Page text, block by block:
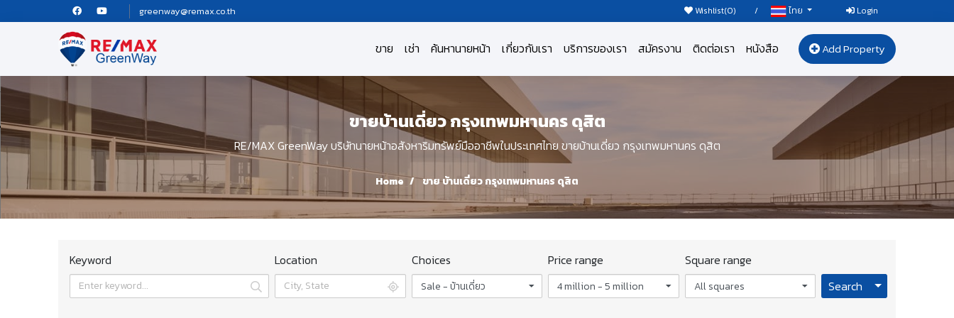
greenway@remax.co.th Wishlist(0) / ไทย Login
ขาย เช่า ค้นหานายหน้า เกี่ยวกับเรา บริการของเรา สมัครงาน ติดต่อเรา หนังสือ Add Property
ขายบ้านเดี่ยว กรุงเทพมหานคร ดุสิต
RE/MAX GreenWay บริษัทนายหน้าอสังหาริมทรัพย์มืออาชีพในประเทศไทย ขายบ้านเดี่ยว กรุงเทพมหานคร ดุสิต
Home ขาย บ้านเดี่ยว กรุงเทพมหานคร ดุสิต
Keyword Location Choices
Sale - บ้านเดี่ยว
Price range
4 million - 5 million
Square range
All squares Search Toggle